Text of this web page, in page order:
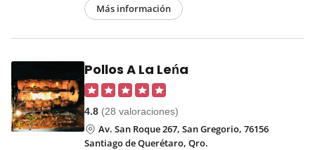
Más información
Pollos A La Leńa
4.8 (28 valoraciones)
Av. San Roque 267, San Gregorio, 76156
Santiago de Querétaro, Qro.